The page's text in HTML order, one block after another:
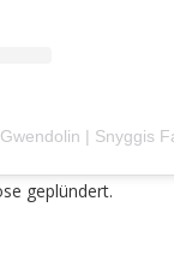
| Snyggis
geplündert.